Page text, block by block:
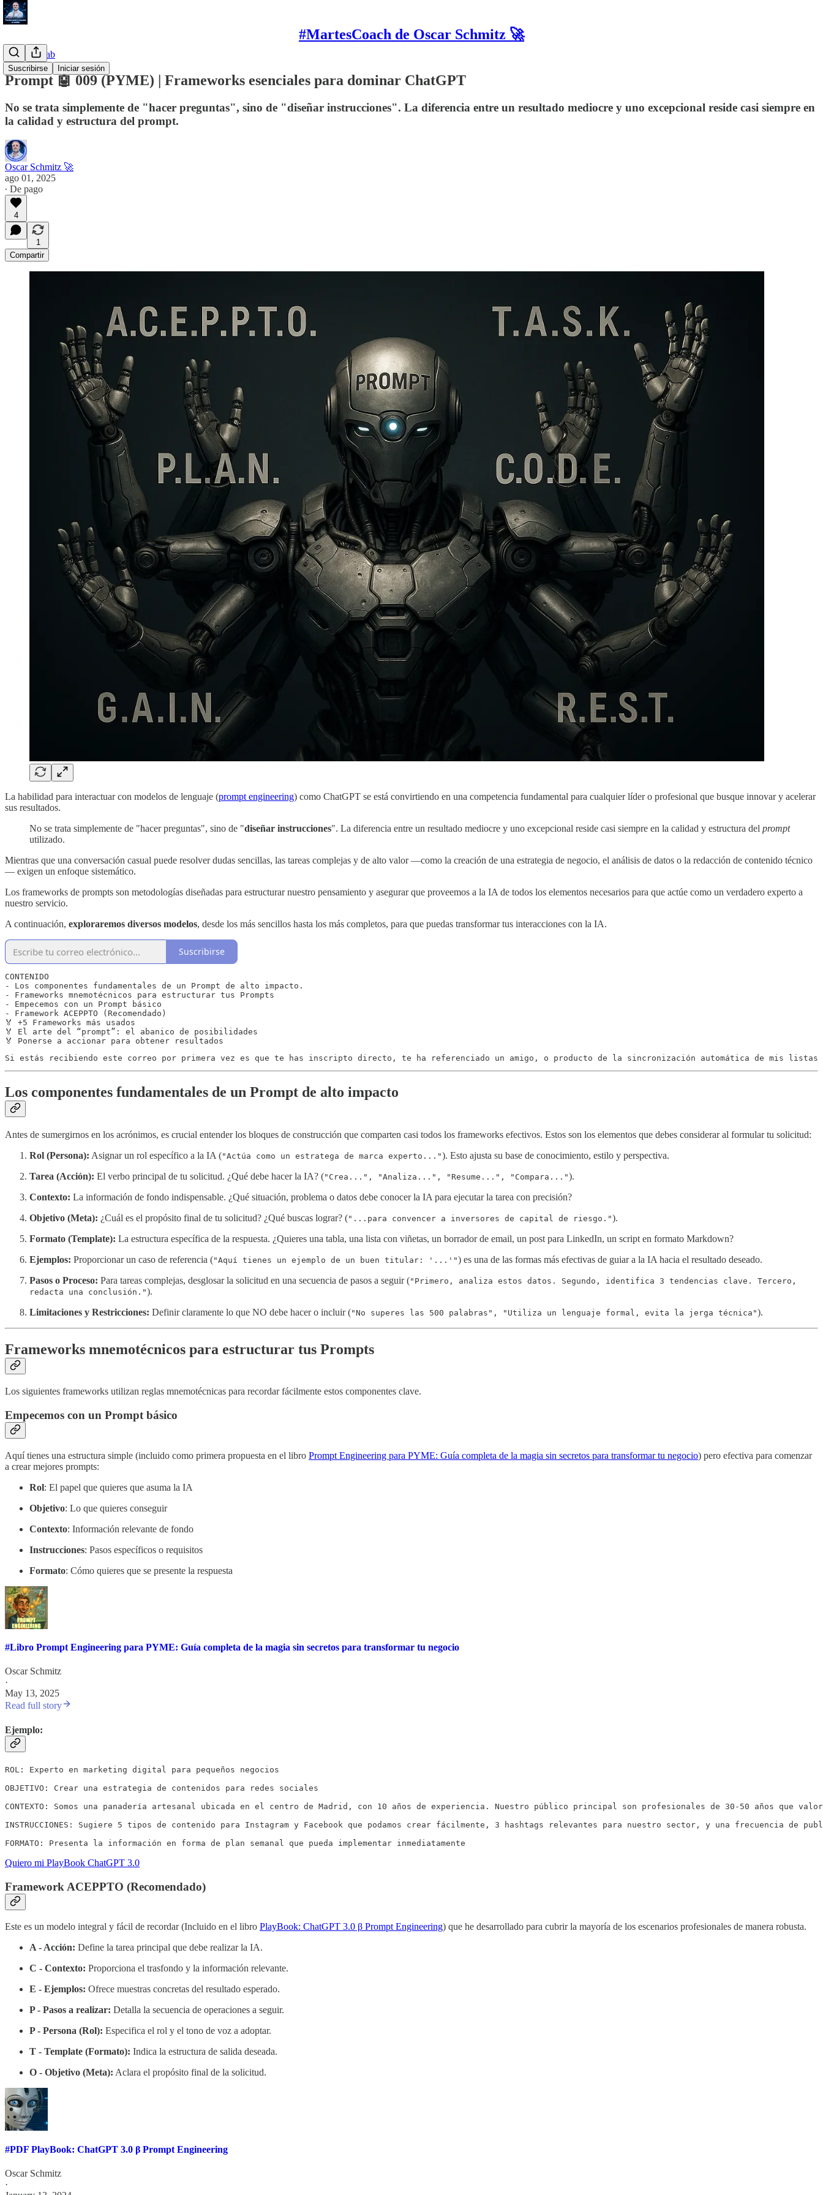
#MartesCoach de Oscar Schmitz 🚀
Suscribirse Iniciar sesión
#HowToLab
Prompt 🤖 009 (PYME) | Frameworks esenciales para dominar ChatGPT
No se trata simplemente de "hacer preguntas", sino de "diseñar instrucciones". La diferencia entre un resultado mediocre y uno excepcional reside casi siempre en
la calidad y estructura del prompt.
Oscar Schmitz 🚀
ago 01, 2025
∙ De pago
4
1
Compartir
La habilidad para interactuar con modelos de lenguaje (prompt engineering) como ChatGPT se está convirtiendo en una competencia fundamental para cualquier líder o profesional que busque innovar y acelerar
sus resultados.
No se trata simplemente de "hacer preguntas", sino de "diseñar instrucciones". La diferencia entre un resultado mediocre y uno excepcional reside casi siempre en la calidad y estructura del prompt
utilizado.
Mientras que una conversación casual puede resolver dudas sencillas, las tareas complejas y de alto valor —como la creación de una estrategia de negocio, el análisis de datos o la redacción de contenido técnico
— exigen un enfoque sistemático.
Los frameworks de prompts son metodologías diseñadas para estructurar nuestro pensamiento y asegurar que proveemos a la IA de todos los elementos necesarios para que actúe como un verdadero experto a
nuestro servicio.
A continuación, exploraremos diversos modelos, desde los más sencillos hasta los más completos, para que puedas transformar tus interacciones con la IA.
Suscribirse
CONTENIDO
- Los componentes fundamentales de un Prompt de alto impacto.
- Frameworks mnemotécnicos para estructurar tus Prompts
- Empecemos con un Prompt básico
- Framework ACEPPTO (Recomendado)
🏅 +5 Frameworks más usados
🏅 El arte del “prompt”: el abanico de posibilidades
🏅 Ponerse a accionar para obtener resultados
Si estás recibiendo este correo por primera vez es que te has inscripto directo, te ha referenciado un amigo, o producto de la sincronización automática de mis
Los componentes fundamentales de un Prompt de alto impacto
Antes de sumergirnos en los acrónimos, es crucial entender los bloques de construcción que comparten casi todos los frameworks efectivos. Estos son los elementos que debes considerar al formular tu solicitud:
Rol (Persona): Asignar un rol específico a la IA ("Actúa como un estratega de marca experto..."). Esto ajusta su base de conocimiento, estilo y perspectiva.
Tarea (Acción): El verbo principal de tu solicitud. ¿Qué debe hacer la IA? ("Crea...", "Analiza...", "Resume...", "Compara...").
Contexto: La información de fondo indispensable. ¿Qué situación, problema o datos debe conocer la IA para ejecutar la tarea con precisión?
Objetivo (Meta): ¿Cuál es el propósito final de tu solicitud? ¿Qué buscas lograr? ("...para convencer a inversores de capital de riesgo.").
Formato (Template): La estructura específica de la respuesta. ¿Quieres una tabla, una lista con viñetas, un borrador de email, un post para LinkedIn, un script en formato Markdown?
Ejemplos: Proporcionar un caso de referencia ("Aquí tienes un ejemplo de un buen titular: '...'") es una de las formas más efectivas de guiar a la IA hacia el resultado deseado.
Pasos o Proceso: Para tareas complejas, desglosar la solicitud en una secuencia de pasos a seguir ("Primero, analiza estos datos. Segundo, identifica 3 tendencias clave. Tercero,
redacta una conclusión.").
Limitaciones y Restricciones: Definir claramente lo que NO debe hacer o incluir ("No superes las 500 palabras", "Utiliza un lenguaje formal, evita la jerga técnica").
Frameworks mnemotécnicos para estructurar tus Prompts
Los siguientes frameworks utilizan reglas mnemotécnicas para recordar fácilmente estos componentes clave.
Empecemos con un Prompt básico
Aquí tienes una estructura simple (incluido como primera propuesta en el libro Prompt Engineering para PYME: Guía completa de la magia sin secretos para transformar tu negocio) pero efectiva para comenzar
a crear mejores prompts:
Rol: El papel que quieres que asuma la IA
Objetivo: Lo que quieres conseguir
Contexto: Información relevante de fondo
Instrucciones: Pasos específicos o requisitos
Formato: Cómo quieres que se presente la respuesta
#Libro Prompt Engineering para PYME: Guía completa de la magia sin secretos para transformar tu negocio
Oscar Schmitz
·
May 13, 2025
Read full story
Ejemplo:
ROL: Experto en marketing digital para pequeños negocios
OBJETIVO: Crear una estrategia de contenidos para redes sociales
CONTEXTO: Somos una panadería artesanal ubicada en el centro de Madrid, con 10 años de experiencia. Nuestro público principal son profesionales de 30-50 años que
INSTRUCCIONES: Sugiere 5 tipos de contenido para Instagram y Facebook que podamos crear fácilmente, 3 hashtags relevantes para nuestro sector, y una frecuencia de
FORMATO: Presenta la información en forma de plan semanal que pueda implementar inmediatamente
Quiero mi PlayBook ChatGPT 3.0
Framework ACEPPTO (Recomendado)
Este es un modelo integral y fácil de recordar (Incluido en el libro PlayBook: ChatGPT 3.0 β Prompt Engineering) que he desarrollado para cubrir la mayoría de los escenarios profesionales de manera robusta.
A - Acción: Define la tarea principal que debe realizar la IA.
C - Contexto: Proporciona el trasfondo y la información relevante.
E - Ejemplos: Ofrece muestras concretas del resultado esperado.
P - Pasos a realizar: Detalla la secuencia de operaciones a seguir.
P - Persona (Rol): Especifica el rol y el tono de voz a adoptar.
T - Template (Formato): Indica la estructura de salida deseada.
O - Objetivo (Meta): Aclara el propósito final de la solicitud.
#PDF PlayBook: ChatGPT 3.0 β Prompt Engineering
Oscar Schmitz
·